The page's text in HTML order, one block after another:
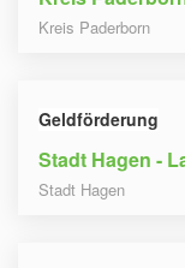
Kreis Paderborn
Geldförderung
Stadt Hagen -
Stadt Hagen